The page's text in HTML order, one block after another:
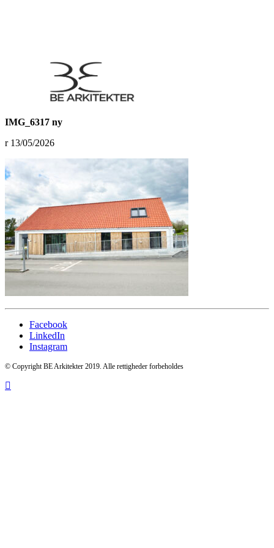
IMG_6317 ny
13/05/2026
Facebook
LinkedIn
Instagram
© Copyright BE Arkitekter 2019. Alle rettigheder forbeholdes